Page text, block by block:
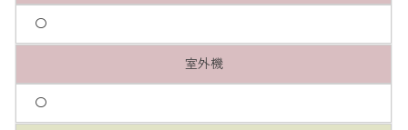
〇
室外機
〇